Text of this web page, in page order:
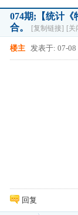
074期;【统计《
合。
[复制链接] [关
楼主 发表于: 07-08
回复